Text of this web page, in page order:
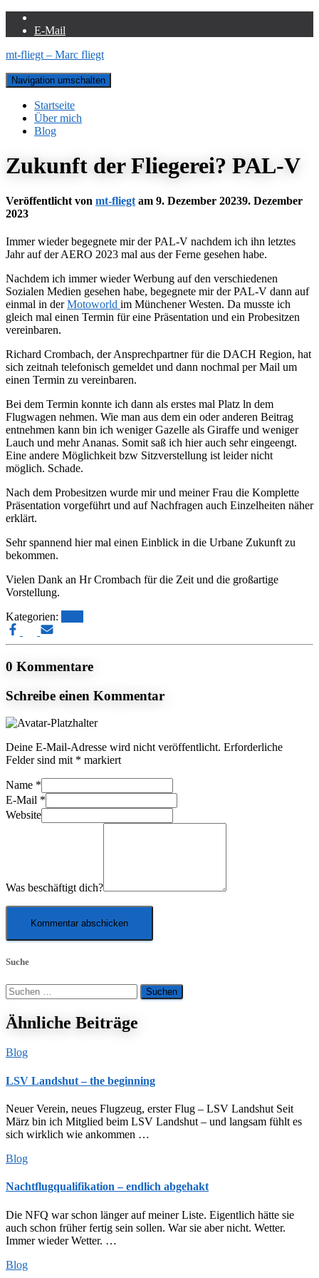
E-Mail
mt-fliegt – Marc fliegt
Navigation umschalten
Startseite
Über mich
Blog
Zukunft der Fliegerei? PAL-V
Veröffentlicht von mt-fliegt am 9. Dezember 20239. Dezember
2023
Immer wieder begegnete mir der PAL-V nachdem ich ihn letztes
Jahr auf der AERO 2023 mal aus der Ferne gesehen habe.
Nachdem ich immer wieder Werbung auf den verschiedenen
Sozialen Medien gesehen habe, begegnete mir der PAL-V dann auf
einmal in derMotoworld im Münchener Westen. Da musste ich
gleich mal einen Termin für eine Präsentation und ein Probesitzen
vereinbaren.
Richard Crombach, der Ansprechpartner für die DACH Region, hat
sich zeitnah telefonisch gemeldet und dann nochmal per Mail um
einen Termin zu vereinbaren.
Bei dem Termin konnte ich dann als erstes mal Platz ln dem
Flugwagen nehmen. Wie man aus dem ein oder anderen Beitrag
entnehmen kann bin ich weniger Gazelle als Giraffe und weniger
Lauch und mehr Ananas. Somit saß ich hier auch sehr eingeengt.
Eine andere Möglichkeit bzw Sitzverstellung ist leider nicht
möglich. Schade.
Nach dem Probesitzen wurde mir und meiner Frau die Komplette
Präsentation vorgeführt und auf Nachfragen auch Einzelheiten näher
erklärt.
Sehr spannend hier mal einen Einblick in die Urbane Zukunft zu
bekommen.
Vielen Dank an Hr Crombach für die Zeit und die großartige
Vorstellung.
Kategorien:
0 Kommentare
Schreibe einen Kommentar
Deine E-Mail-Adresse wird nicht veröffentlicht. Erforderliche
Felder sind mit * markiert
Name *
E-Mail *
Website
Was beschäftigt dich?
Suche
Suchen
nach:
Ähnliche Beiträge
Blog
LSV Landshut – the beginning
Neuer Verein, neues Flugzeug, erster Flug – LSV Landshut Seit
März bin ich Mitglied beim LSV Landshut – und langsam fühlt es
sich wirklich wie ankommen …
Blog
Nachtflugqualifikation – endlich abgehakt
Die NFQ war schon länger auf meiner Liste. Eigentlich hätte sie
auch schon früher fertig sein sollen. War sie aber nicht. Wetter.
Immer wieder Wetter. …
Blog